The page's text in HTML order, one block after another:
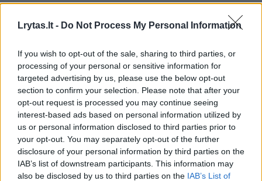
Lrytas.lt - Do Not Process My Personal Information
If you wish to opt-out of the sale, sharing to third parties, or
processing of your personal or sensitive information for
targeted advertising by us, please use the below opt-out
section to confirm your selection. Please note that after your
opt-out request is processed you may continue seeing
interest-based ads based on personal information utilized by
us or personal information disclosed to third parties prior to
your opt-out. You may separately opt-out of the further
disclosure of your personal information by third parties on the
IAB’s list of downstream participants. This information may
also be disclosed by us to third parties on the IAB’s List of
nemažas būrys lietuvių – Antanas
Kavaliauskas, Renaldas Seibutis, Tautvydas
Regimantas Miniotas.
Pastarąjį sezoną M. Normantas per
vidutiniškai 20 minučių aikštėje pelnė po 10,7
taško, atkovojo 2,65 kamuolio, atliko 2,93
rezultatyvaus perdavimo ir fiksavo 10,5
naudingumo balo vidurkį.